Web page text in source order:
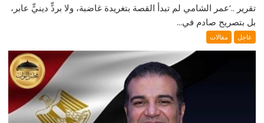
تقرير ..‘عمر الشامي لم تبدأ القصة بتغريدة غاضبة، ولا بردٍّ دينيٍّ عابر،
بل بتصريح صادم في...
عاجل مقالات